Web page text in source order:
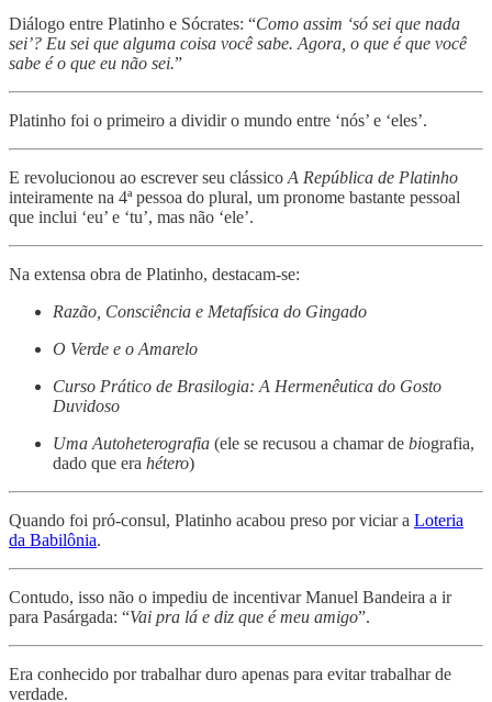
Diálogo entre Platinho e Sócrates: “Como assim ‘só sei que nada
sei’? Eu sei que alguma coisa você sabe. Agora, o que é que você
sabe é o que eu não sei.”
Platinho foi o primeiro a dividir o mundo entre ‘nós’ e ‘eles’.
E revolucionou ao escrever seu clássico A República de Platinho
inteiramente na 4ª pessoa do plural, um pronome bastante pessoal
que inclui ‘eu’ e ‘tu’, mas não ‘ele’.
Na extensa obra de Platinho, destacam-se:
Razão, Consciência e Metafísica do Gingado
O Verde e o Amarelo
Curso Prático de Brasilogia: A Hermenêutica do Gosto
Duvidoso
Uma Autoheterografia (ele se recusou a chamar de biografia,
dado que era hétero)
Quando foi pró-consul, Platinho acabou preso por viciar a Loteria
da Babilônia.
Contudo, isso não o impediu de incentivar Manuel Bandeira a ir
para Pasárgada: “Vai pra lá e diz que é meu amigo”.
Era conhecido por trabalhar duro apenas para evitar trabalhar de
verdade.